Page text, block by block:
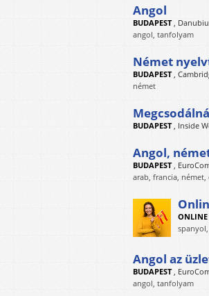
Angol
BUDAPEST,
angol, tanfolyam
Német
BUDAPEST,
német
BUDAPEST, Inside
Angol,
BUDAPEST,
arab, francia, német,
ONLINE
Angol az
BUDAPEST,
angol, tanfolyam